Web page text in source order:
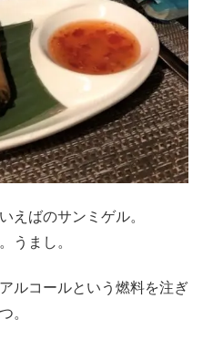
えばのサンミゲル。
うまし。
ルコールという燃料を注ぎ
。